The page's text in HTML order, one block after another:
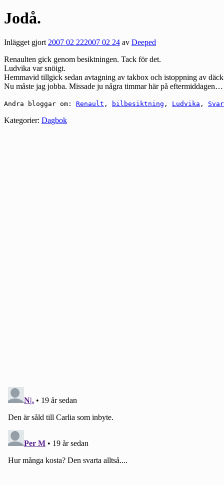
Jodå.
Inlägget gjort2007 02 222007 02 24 av Deeped
Renaulten gick genom besiktningen. Tack för det.
Ludvika var snöigt.
Hemmavid tillgick sedan avtagning av takbox och istoppning av
Nu måste jag jobba. Missade ju några timmar här på eftermiddagen…
Andra bloggar om: Renault , bilbesiktning , Ludvika ,
Kategorier: Dagbok